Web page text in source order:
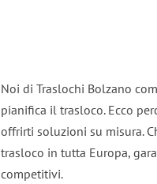
Noi di Traslochi Bolzano
pianifica il trasloco. Ecco
offrirti soluzioni su misura.
trasloco in tutta Europa,
competitivi.